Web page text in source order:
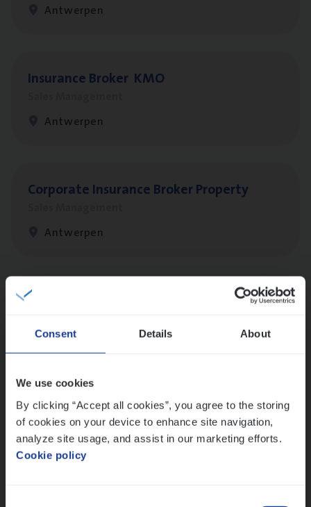
Consent Details About
We use cookies
By clicking “Accept all cookies”, you agree to the storing
of cookies on your device to enhance site navigation,
analyze site usage, and assist in our marketing efforts.
Cookie policy
Antwerpen
Insu­ran­ce Bro­ker KMO
Antwerpen
Cor­po­ra­te Insu­ran­ce Bro­ker Property
Antwerpen
Claims­hand­ler Fleet
Antwerpen
Busi­ness Mana­ger Mari­ne Cargo
People Management, Sales Management
Antwerpen